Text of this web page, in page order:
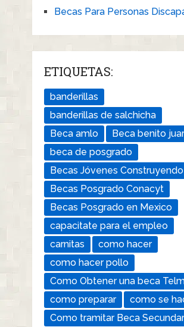
Becas Para Personas
ETIQUETAS:
banderillas
banderillas de salchicha
Beca amlo
Beca benito
beca de posgrado
Becas Jóvenes
Becas Posgrado Conacyt
Becas Posgrado en Mexico
capacitate para el empleo
carnitas
como hacer
como hacer pollo
Como Obtener una beca
como preparar
como se
Como tramitar Beca